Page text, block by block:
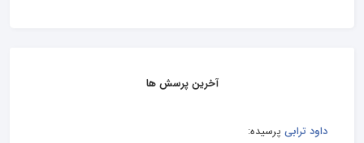
آخرین پرسش ها
داود ترابی پرسیده: